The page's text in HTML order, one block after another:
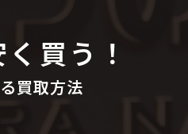
買う！
買取方法